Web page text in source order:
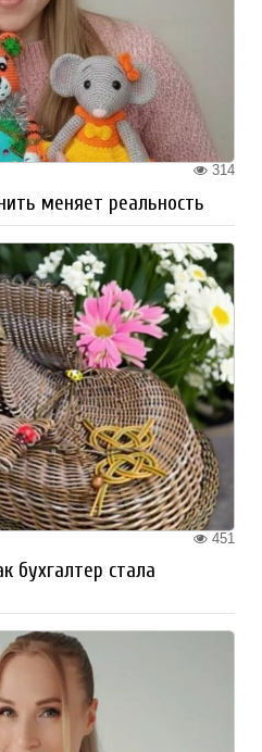
314
меняет реальность
451
бухгалтер стала